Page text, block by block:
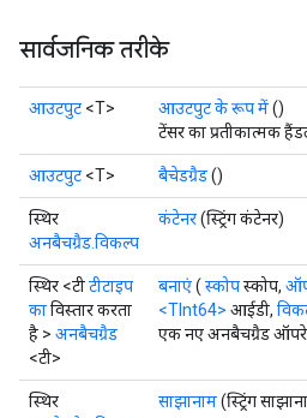
सार्वजनिक तरीके
आउटपुट <T> आउटपुट के रूप में()
टेंसर का प्रतीकात्मक
आउटपुट <T> बैचेडग्रैड()
स्थिर
अनबैचग्रैड.विकल्प
कंटेनर(स्ट्रिंग कंटेनर)
स्थिर <टीटीटाइप
काविस्तार करता
है > अनबैचग्रैड
<टी>
बनाएं( स्कोपस्कोप,
<TInt64> आईडी,
एक नए अनबैचग्रैड
स्थिर
साझानाम(स्ट्रिंग